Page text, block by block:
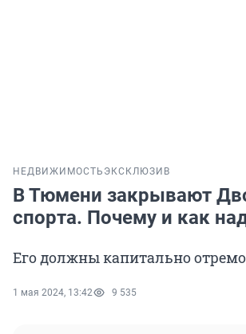
НЕДВИЖИМОСТЬ ЭКСКЛЮЗИВ
В Тюмени закрывают
спорта. Почему и как
Его должны капитально
1 мая 2024, 13:42 9 535